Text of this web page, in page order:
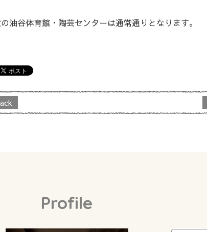
油谷体育館・陶芸センターは通常通りとなります。
Profile